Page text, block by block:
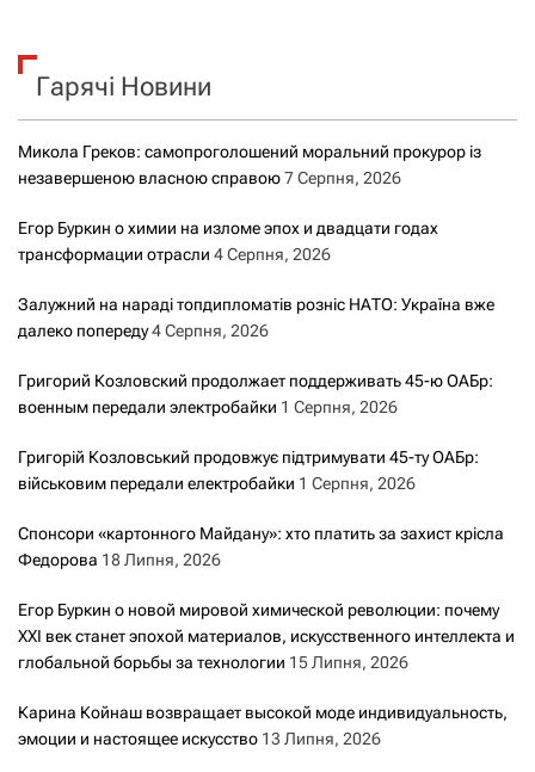
к
Гарячі Новини
Микола Греков: самопроголошений моральний прокурор із
незавершеною власною справою7 Серпня, 2026
Егор Буркин о химии на изломе эпох и двадцати годах
трансформации отрасли 4 Серпня, 2026
Залужний на нараді топдипломатів розніс НАТО: Україна вже
далеко попереду4 Серпня, 2026
Григорий Козловский продолжает поддерживать 45-ю ОАБр:
военным передали электробайки 1 Серпня, 2026
Григорій Козловський продовжує підтримувати 45-ту ОАБр:
військовим передали електробайки 1 Серпня, 2026
Спонсори «картонного Майдану»: хто платить за захист крісла
Федорова 18 Липня, 2026
Егор Буркин о новой мировой химической революции: почему
XXI век станет эпохой материалов, искусственного интеллекта и
глобальной борьбы за технологии 15 Липня, 2026
Карина Койнаш возвращает высокой моде индивидуальность,
эмоции и настоящее искусство 13 Липня, 2026